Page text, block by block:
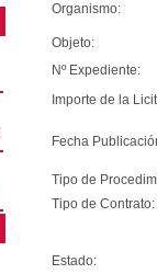
Organismo:
Objeto:
Nº Expediente:
Importe de la
Fecha
Tipo de
Tipo de Contrato:
Estado: